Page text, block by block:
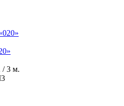
/ 3 м.